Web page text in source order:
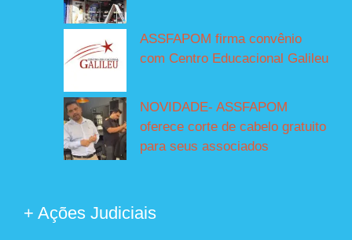
ASSFAPOM firma convênio
com Centro Educacional Galileu
NOVIDADE- ASSFAPOM
oferece corte de cabelo gratuito
para seus associados
+ Ações Judiciais